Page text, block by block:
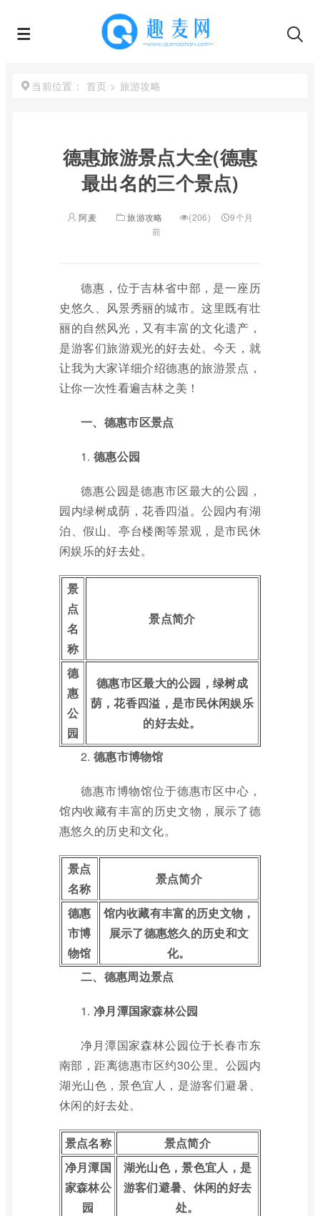
当前位置： 首页 > 旅游攻略
德惠旅游景点大全(德惠
最出名的三个景点)
阿麦 旅游攻略 (206)
9个月
前
德惠，位于吉林省中部，是一座历
史悠久、风景秀丽的城市。这里既有壮
丽的自然风光，又有丰富的文化遗产，
是游客们旅游观光的好去处。今天，就
让我为大家详细介绍德惠的旅游景点，
让你一次性看遍吉林之美！
一、德惠市区景点
1. 德惠公园
德惠公园是德惠市区最大的公园，
园内绿树成荫，花香四溢。公园内有湖
泊、假山、亭台楼阁等景观，是市民休
闲娱乐的好去处。
景
点
名
称
景点简介
德
惠
公
园
德惠市区最大的公园，绿树成
荫，花香四溢，是市民休闲娱乐
的好去处。
2. 德惠市博物馆
德惠市博物馆位于德惠市区中心，
馆内收藏有丰富的历史文物，展示了德
惠悠久的历史和文化。
景点
名称
景点简介
德惠
市博
物馆
馆内收藏有丰富的历史文物，
展示了德惠悠久的历史和文
化。
二、德惠周边景点
1. 净月潭国家森林公园
净月潭国家森林公园位于长春市东
南部，距离德惠市区约30公里。公园内
湖光山色，景色宜人，是游客们避暑、
休闲的好去处。
景点名称
景点简介
净月潭国
家森林公
园
湖光山色，景色宜人，是
游客们避暑、休闲的好去
处。